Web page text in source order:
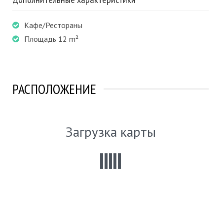
Кафе/Рестораны
Площадь 12 m²
РАСПОЛОЖЕНИЕ
Загрузка карты